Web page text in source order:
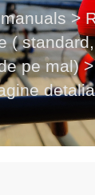
>
(
pe mal) >